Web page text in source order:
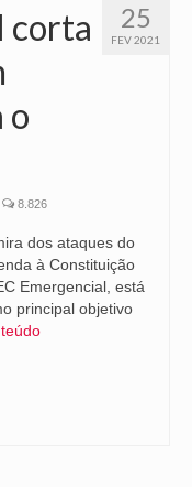
25
FEV 2021
corta
o
8.826
dos ataques do
à Constituição
Emergencial, está
principal objetivo